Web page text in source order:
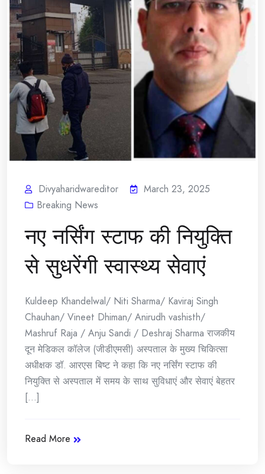
Divyaharidwareditor
March 23, 2025
Breaking News
नए नर्सिंग स्टाफ की नियुक्ति
से सुधरेंगी स्वास्थ्य सेवाएं
Kuldeep Khandelwal/ Niti Sharma/ Kaviraj Singh
Chauhan/ Vineet Dhiman/ Anirudh vashisth/
Mashruf Raja / Anju Sandi / Deshraj Sharma राजकीय
दून मेडिकल कॉलेज (जीडीएमसी) अस्पताल के मुख्य चिकित्सा
अधीक्षक डॉ. आरएस बिष्ट ने कहा कि नए नर्सिंग स्टाफ की
नियुक्ति से अस्पताल में समय के साथ सुविधाएं और सेवाएं बेहतर
[...]
Read More